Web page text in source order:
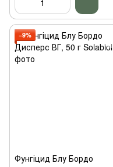
−9%
Фунгіцид Блу Бордо